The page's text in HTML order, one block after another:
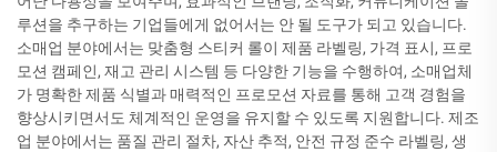
루션을 추구하는 기업들에게 없어서는 안 될 도구가 되고 있습니다.
소매업 분야에서는 맞춤형 스티커 롤이 제품 라벨링, 가격 표시, 프로
모션 캠페인, 재고 관리 시스템 등 다양한 기능을 수행하여, 소매업체
가 명확한 제품 식별과 매력적인 프로모션 자료를 통해 고객 경험을
향상시키면서도 체계적인 운영을 유지할 수 있도록 지원합니다. 제조
업 분야에서는 품질 관리 절차, 자산 추적, 안전 규정 준수 라벨링, 생